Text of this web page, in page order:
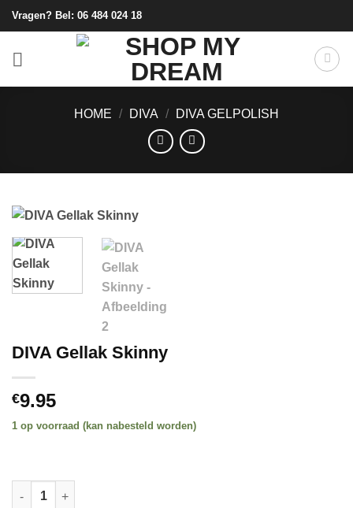
Ga
naar
Vragen? Bel: 06 484 024 18
HOME / DIVA / DIVA GELPOLISH
DIVA Gellak Skinny
€9.95
1 op voorraad (kan nabesteld worden)
DIVA Gellak Skinny aantal